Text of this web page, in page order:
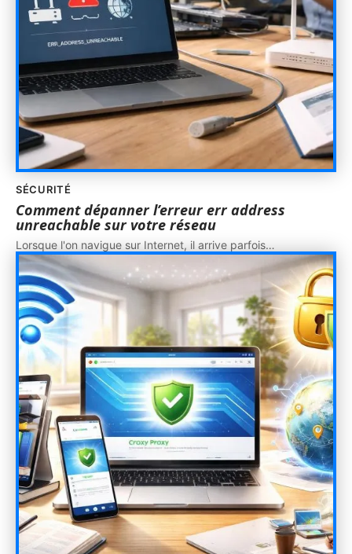
SÉCURITÉ
Comment dépanner l’erreur err address
unreachable sur votre réseau
Lorsque l'on navigue sur Internet, il arrive parfois…